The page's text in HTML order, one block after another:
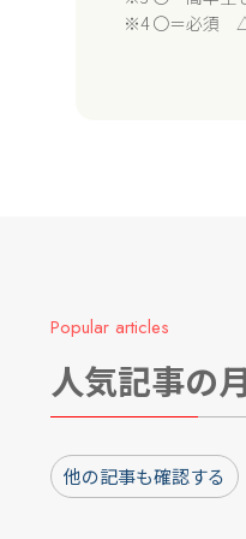
※4 〇＝必須 △
Popular articles
人気記事の
他の記事も確認する